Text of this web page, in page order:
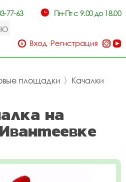
77-63 Пн-Пт с 9.00 до 18.00
Вход Регистрация
площадки 〉 Качалки
на